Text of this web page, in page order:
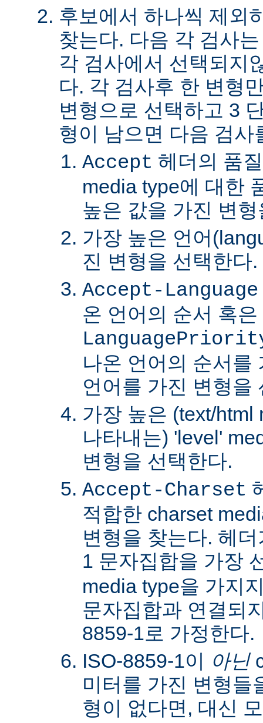
후보에서 하나씩 제외
찾는다. 다음 각 검사
각 검사에서 선택되지
다. 각 검사후 한 변형
변형으로 선택하고 3
형이 남으면 다음 검사
Accept 헤더의 품
media type에 대한
높은 값을 가진 변
가장 높은 언어
진 변형을 선택한다.
Accept-Language
온 언어의 순서 혹은
나온 언어의 순서를
언어를 가진 변형을
가장 높은 (text/html
나타내는) 'level'
변형을 선택한다.
Accept-Charset
적합한 charset
변형을 찾는다. 헤
1 문자집합을 가장
media type을 가지
문자집합과 연결되
8859-1로 가정한다.
ISO-8859-1이 아닌
미터를 가진 변형들
형이 없다면, 대신